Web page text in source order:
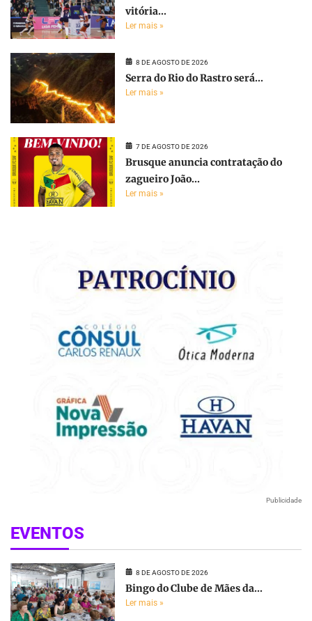
vitória...
Ler mais »
8 DE AGOSTO DE 2026
Serra do Rio do Rastro será...
Ler mais »
7 DE AGOSTO DE 2026
Brusque anuncia contratação do
zagueiro João...
Ler mais »
Publicidade
EVENTOS
8 DE AGOSTO DE 2026
Bingo do Clube de Mães da...
Ler mais »